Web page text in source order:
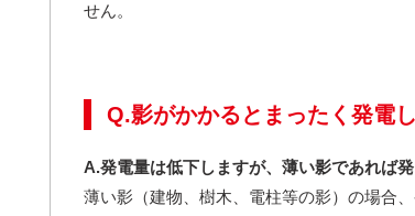
せん。
Q.影がかかるとまったく発電
A.発電量は低下しますが、薄い影であれば発
薄い影（建物、樹木、電柱等の影）の場合